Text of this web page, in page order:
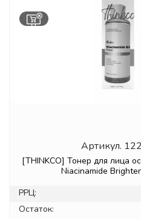
Артикул.
[THINKCO] Тонер для
Niacinamide
РРЦ:
Остаток: